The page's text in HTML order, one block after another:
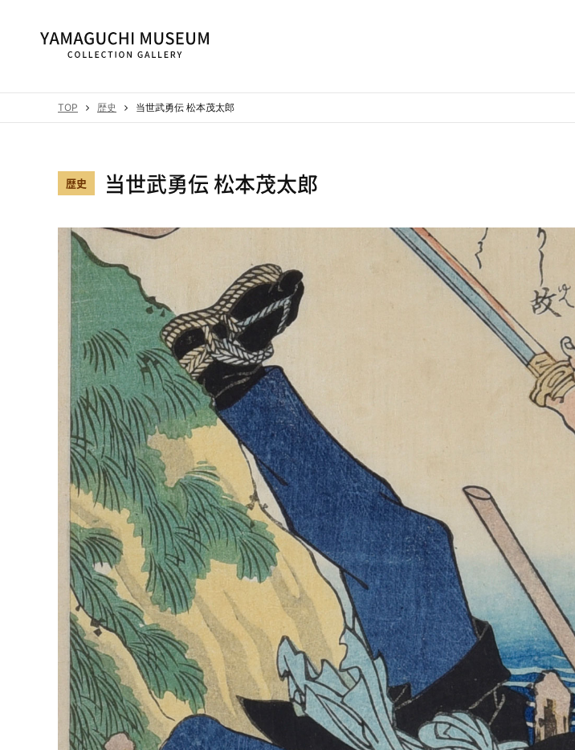
TOP 歴史 当世武勇伝 松本茂太郎
歴史 当世武勇伝 松本茂太郎